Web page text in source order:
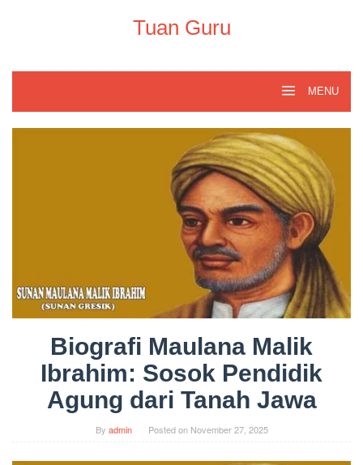
Tuan Guru
MENU
Biografi Maulana Malik
Ibrahim: Sosok Pendidik
Agung dari Tanah Jawa
By admin Posted on November 27, 2025